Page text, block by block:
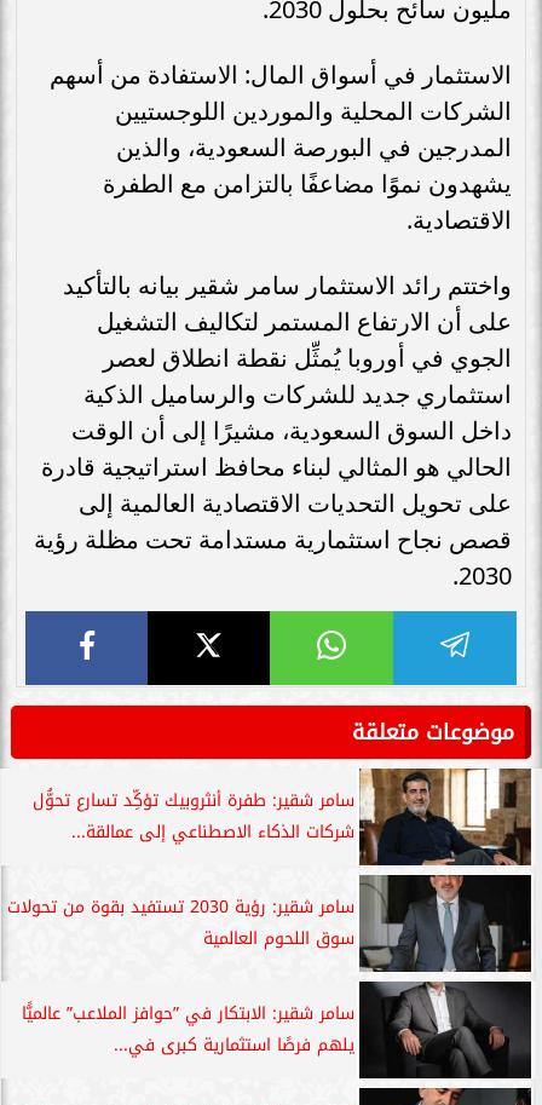
مليون سائح بحلول 2030.
الاستثمار في أسواق المال: الاستفادة من أسهم
الشركات المحلية والموردين اللوجستيين
المدرجين في البورصة السعودية، والذين
يشهدون نموًا مضاعفًا بالتزامن مع الطفرة
الاقتصادية.
واختتم رائد الاستثمار سامر شقير بيانه بالتأكيد
على أن الارتفاع المستمر لتكاليف التشغيل
الجوي في أوروبا يُمثِّل نقطة انطلاق لعصر
استثماري جديد للشركات والرساميل الذكية
داخل السوق السعودية، مشيرًا إلى أن الوقت
الحالي هو المثالي لبناء محافظ استراتيجية قادرة
على تحويل التحديات الاقتصادية العالمية إلى
قصص نجاح استثمارية مستدامة تحت مظلة رؤية
2030.
موضوعات متعلقة
سامر شقير: طفرة أنثروبيك تؤكِّد تسارع تحوُّل
شركات الذكاء الاصطناعي إلى عمالقة...
سامر شقير: رؤية 2030 تستفيد بقوة من تحولات
سوق اللحوم العالمية
سامر شقير: الابتكار في ”حوافز الملاعب” عالميًّا
يلهم فرصًا استثمارية كبرى في...